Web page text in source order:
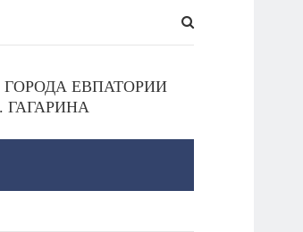
ЕВПАТОРИИ